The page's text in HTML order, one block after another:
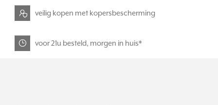
veilig kopen met kopersbescherming
voor 21u besteld, morgen in huis*